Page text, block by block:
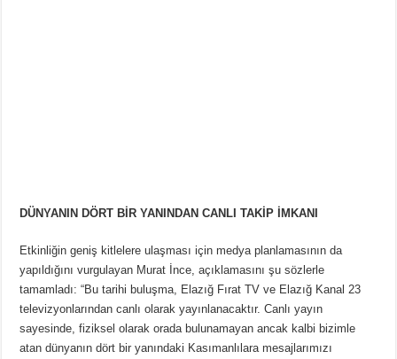
DÜNYANIN DÖRT BİR YANINDAN CANLI TAKİP İMKANI
Etkinliğin geniş kitlelere ulaşması için medya planlamasının da
yapıldığını vurgulayan Murat İnce, açıklamasını şu sözlerle
tamamladı: “Bu tarihi buluşma, Elazığ Fırat TV ve Elazığ Kanal 23
televizyonlarından canlı olarak yayınlanacaktır. Canlı yayın
sayesinde, fiziksel olarak orada bulunamayan ancak kalbi bizimle
atan dünyanın dört bir yanındaki Kasımanlılara mesajlarımızı